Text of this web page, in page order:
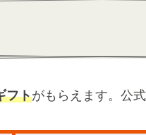
フトがもらえます。公